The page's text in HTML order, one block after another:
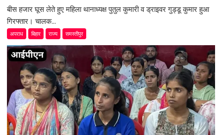
बीस हजार घूस लेते हुए महिला थानाध्यक्ष पुतुल कुमारी व ड्राइवर गुड्डू कुमार हुआ
गिरफ्तार। चालक...
अपराध बिहार राज्य समस्तीपुर